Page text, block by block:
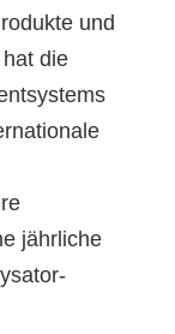
und
die
jährliche